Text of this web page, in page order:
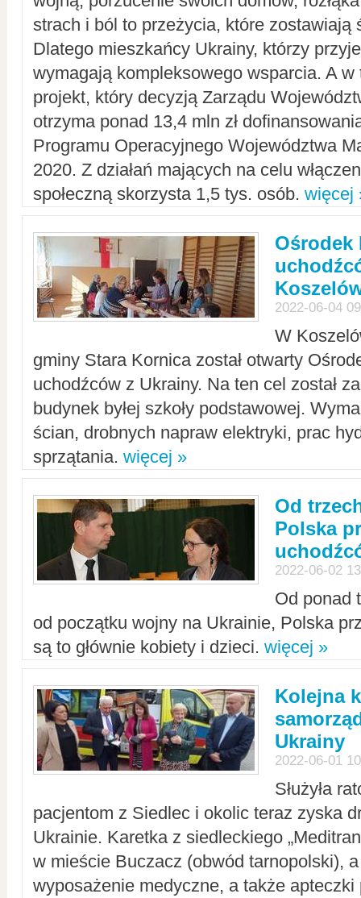
strach i ból to przeżycia, które zostawiają
Dlatego mieszkańcy Ukrainy, którzy
wymagają kompleksowego wsparcia. A w
projekt, który decyzją Zarządu
otrzyma ponad 13,4 mln zł
Programu Operacyjnego Województwa
2020. Z działań mających na celu
społeczną skorzysta 1,5 tys. osób. więcej
Ośrodek
2022-06-04
W
gminy Stara Kornica został otwarty
uchodźców z Ukrainy. Na ten cel został
budynek byłej szkoły podstawowej.
ścian, drobnych napraw elektryki, prac
sprzątania. więcej »
Od
Polska
2022-06-02
Od ponad
od początku wojny na Ukrainie, Polska
są to głównie kobiety i dzieci. więcej »
Kolejna
Ukrainy
2022-06-01
Służyła
pacjentom z Siedlec i okolic teraz zyska
Ukrainie. Karetka z siedleckiego
w mieście Buczacz (obwód tarnopolski),
wyposażenie medyczne, a także apteczki